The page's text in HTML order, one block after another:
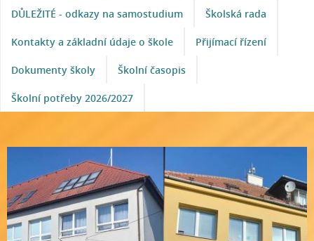
DŮLEŽITÉ - odkazy na samostudium Školská rada
Kontakty a základní údaje o škole Přijímací řízení
Dokumenty školy Školní časopis
Školní potřeby 2026/2027